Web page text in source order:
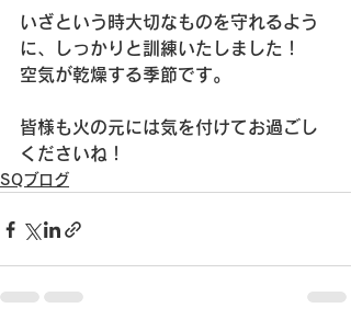
いざという時大切なものを守れるよう
に、しっかりと訓練いたしました！
空気が乾燥する季節です。
皆様も火の元には気を付けてお過ごし
くださいね！
SQブログ